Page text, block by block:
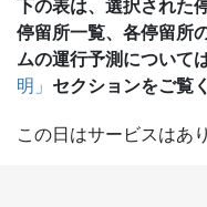
下の表は、選択された
停留所一覧、各停留所
ムの運行予測について
明」 セクションをご覧
この日はサービスはあ